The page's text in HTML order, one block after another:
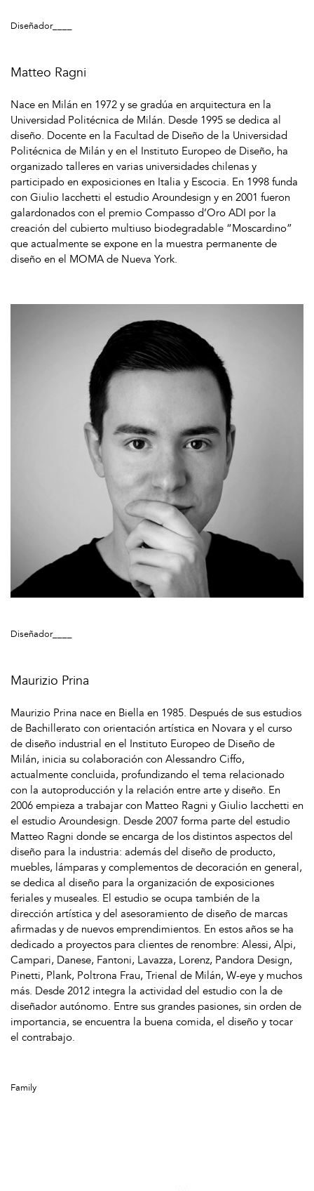
Diseñador____
Matteo Ragni
Nace en Milán en 1972 y se gradúa en arquitectura en la
Universidad Politécnica de Milán. Desde 1995 se dedica al
diseño. Docente en la Facultad de Diseño de la Universidad
Politécnica de Milán y en el Instituto Europeo de Diseño, ha
organizado talleres en varias universidades chilenas y
participado en exposiciones en Italia y Escocia. En 1998 funda
con Giulio Iacchetti el estudio Aroundesign y en 2001 fueron
galardonados con el premio Compasso d’Oro ADI por la
creación del cubierto multiuso biodegradable “Moscardino”
que actualmente se expone en la muestra permanente de
diseño en el MOMA de Nueva York.
Diseñador____
Maurizio Prina
Maurizio Prina nace en Biella en 1985. Después de sus estudios
de Bachillerato con orientación artística en Novara y el curso
de diseño industrial en el Instituto Europeo de Diseño de
Milán, inicia su colaboración con Alessandro Ciffo,
actualmente concluida, profundizando el tema relacionado
con la autoproducción y la relación entre arte y diseño. En
2006 empieza a trabajar con Matteo Ragni y Giulio Iacchetti en
el estudio Aroundesign. Desde 2007 forma parte del estudio
Matteo Ragni donde se encarga de los distintos aspectos del
diseño para la industria: además del diseño de producto,
muebles, lámparas y complementos de decoración en general,
se dedica al diseño para la organización de exposiciones
feriales y museales. El estudio se ocupa también de la
dirección artística y del asesoramiento de diseño de marcas
afirmadas y de nuevos emprendimientos. En estos años se ha
dedicado a proyectos para clientes de renombre: Alessi, Alpi,
Campari, Danese, Fantoni, Lavazza, Lorenz, Pandora Design,
Pinetti, Plank, Poltrona Frau, Trienal de Milán, W-eye y muchos
más. Desde 2012 integra la actividad del estudio con la de
diseñador autónomo. Entre sus grandes pasiones, sin orden de
importancia, se encuentra la buena comida, el diseño y tocar
el contrabajo.
Family